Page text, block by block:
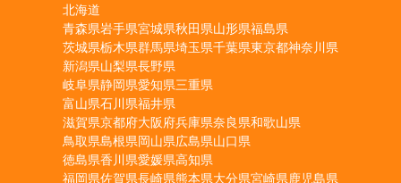
北海道
青森県岩手県宮城県秋田県山形県福島県
茨城県栃木県群馬県埼玉県千葉県東京都神奈川県
新潟県山梨県長野県
岐阜県静岡県愛知県三重県
富山県石川県福井県
滋賀県京都府大阪府兵庫県奈良県和歌山県
鳥取県島根県岡山県広島県山口県
徳島県香川県愛媛県高知県
福岡県佐賀県長崎県熊本県大分県宮崎県鹿児島県